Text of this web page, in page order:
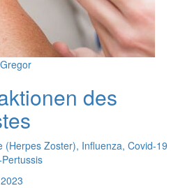
des
(Herpes Zoster), Influenza, Covid-19